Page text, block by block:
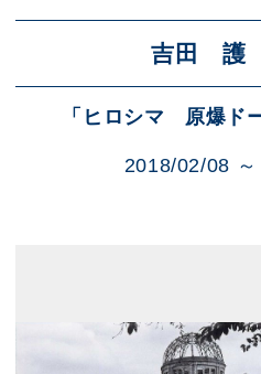
吉田 護
「ヒロシマ 原爆ド
2018/02/08